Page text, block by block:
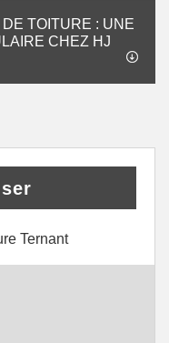
TOITURE : UNE
CHEZ HJ
Ternant